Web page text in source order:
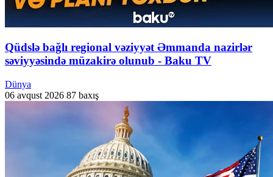
Qüdslə bağlı regional vəziyyət Əmmanda nazirlər
səviyyəsində müzakirə olunub - Baku TV
Dünya
06 avqust 2026 87 baxış